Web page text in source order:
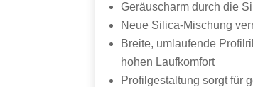
Geräuscharm durch die
Neue Silica-Mischung
Breite, umlaufende
hohen Laufkomfort
Profilgestaltung sorgt für